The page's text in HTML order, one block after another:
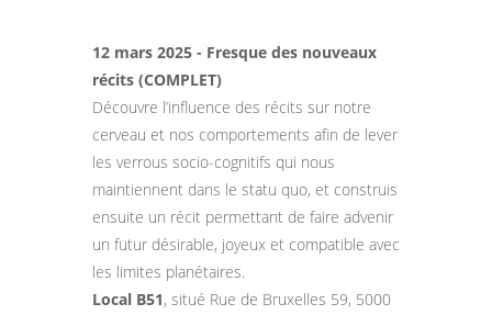
12 mars 2025 - Fresque des nouveaux
récits (COMPLET)
Découvre l’influence des récits sur notre
cerveau et nos comportements afin de lever
les verrous socio-cognitifs qui nous
maintiennent dans le statu quo, et construis
ensuite un récit permettant de faire advenir
un futur désirable, joyeux et compatible avec
les limites planétaires.
Local B51, situé Rue de Bruxelles 59, 5000